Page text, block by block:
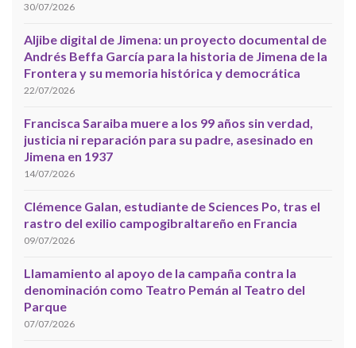
30/07/2026
Aljibe digital de Jimena: un proyecto documental de
Andrés Beffa García para la historia de Jimena de la
Frontera y su memoria histórica y democrática
22/07/2026
Francisca Saraiba muere a los 99 años sin verdad,
justicia ni reparación para su padre, asesinado en
Jimena en 1937
14/07/2026
Clémence Galan, estudiante de Sciences Po, tras el
rastro del exilio campogibraltareño en Francia
09/07/2026
Llamamiento al apoyo de la campaña contra la
denominación como Teatro Pemán al Teatro del
Parque
07/07/2026